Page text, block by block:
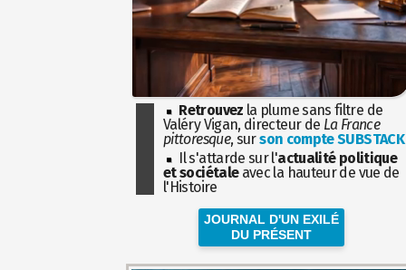
Retrouvez la plume sans filtre de
Valéry Vigan, directeur de La France
pittoresque, surson compte SUBSTACK
Il s'attarde sur l'actualité politique
et sociétaleavec la hauteur de vue de
l'Histoire
JOURNAL D'UN EXILÉ
DU PRÉSENT